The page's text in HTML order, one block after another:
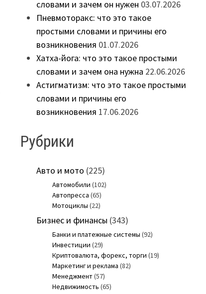
словами и зачем он нужен 03.07.2026
Пневмоторакс: что это такое
простыми словами и причины его
возникновения 01.07.2026
Хатха-йога: что это такое простыми
словами и зачем она нужна 22.06.2026
Астигматизм: что это такое простыми
словами и причины его
возникновения 17.06.2026
Рубрики
Авто и мото (225)
Автомобили (102)
Автопресса (65)
Мотоциклы (22)
Бизнес и финансы (343)
Банки и платежные системы (92)
Инвестиции (29)
Криптовалюта, форекс, торги (19)
Маркетинг и реклама (82)
Менеджмент(57)
Недвижимость (65)